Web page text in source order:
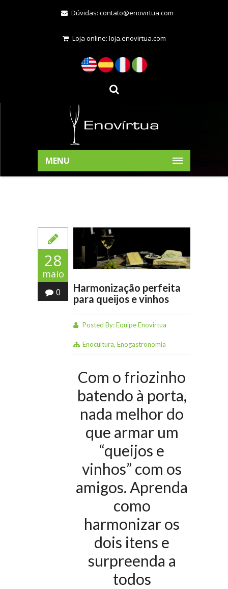
Dúvidas: contato@enovirtua.com
Loja online: loja.enovirtua.com
MENU
28
maio
0
Harmonização perfeita
para queijos e vinhos
Posted By:Equipe Enovirtua
Enocultura, Enogastronomia
Com o friozinho
batendo à porta,
nada melhor do
que armar um
“queijos e
vinhos” com os
amigos. Aprenda
como
harmonizar os
dois itens e
surpreenda a
todos